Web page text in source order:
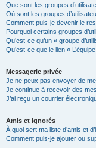
Que sont les groupes
Où sont les groupes
Comment puis-je devenir le
Pourquoi certains groupes
Qu’est-ce qu’un « groupe
Qu’est-ce que le lien «
Messagerie privée
Je ne peux pas envoyer de
Je continue à recevoir des
J’ai reçu un courrier
Amis et ignorés
À quoi sert ma liste d’amis et
Comment puis-je ajouter ou